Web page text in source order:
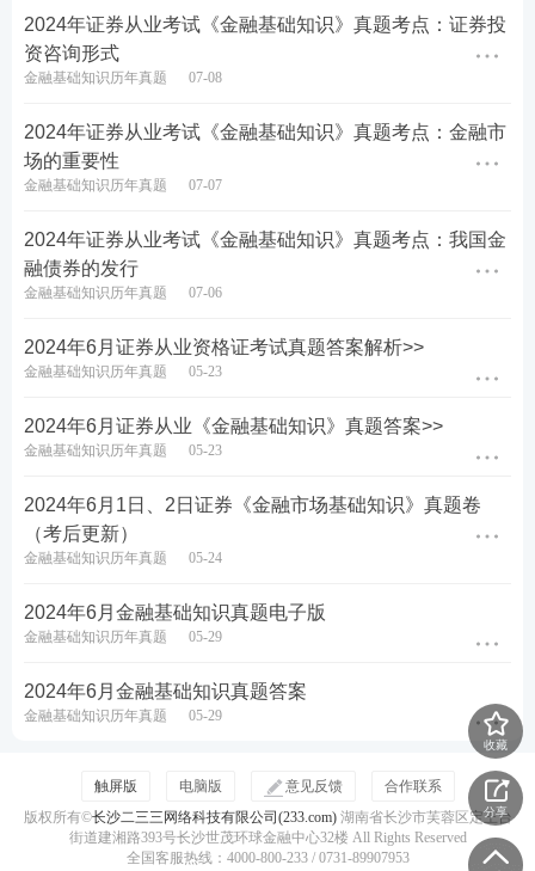
2024年证券从业考试《金融基础知识》真题考点：证券投
资咨询形式
金融基础知识历年真题 07-08
2024年证券从业考试《金融基础知识》真题考点：金融市
场的重要性
金融基础知识历年真题 07-07
2024年证券从业考试《金融基础知识》真题考点：我国金
融债券的发行
金融基础知识历年真题 07-06
2024年6月证券从业资格证考试真题答案解析>>
金融基础知识历年真题 05-23
2024年6月证券从业《金融基础知识》真题答案>>
金融基础知识历年真题 05-23
2024年6月1日、2日证券《金融市场基础知识》真题卷
（考后更新）
金融基础知识历年真题 05-24
2024年6月金融基础知识真题电子版
金融基础知识历年真题 05-29
2024年6月金融基础知识真题答案
金融基础知识历年真题 05-29
收藏
分享
触屏版 电脑版 意见反馈
合作联系
版权所有©长沙二三三网络科技有限公司(233.com)湖南省长沙市芙蓉区定王台
街道建湘路393号长沙世茂环球金融中心32楼 All Rights Reserved
全国客服热线：4000-800-233 / 0731-89907953